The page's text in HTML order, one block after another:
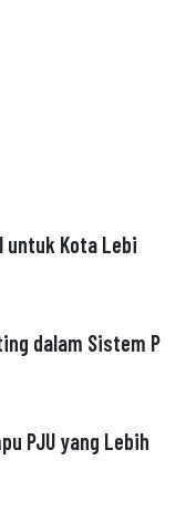
untuk Kota Lebi
dalam Sistem P
PJU yang Lebih